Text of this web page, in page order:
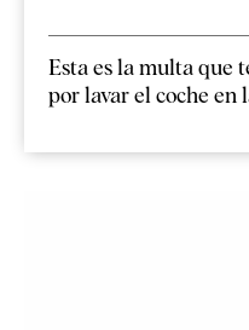
Esta es la multa que
por lavar el coche en